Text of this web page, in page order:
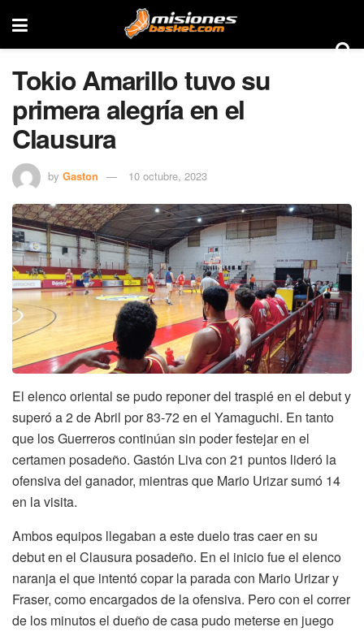
Tokio Amarillo tuvo su
primera alegría en el
Clausura
by Gaston 10 octubre, 2023
El elenco oriental se pudo reponer del traspié en el debut y
superó a 2 de Abril por 83-72 en el Yamaguchi. En tanto
que los Guerreros continúan sin poder festejar en el
certamen posadeño. Gastón Liva con 21 puntos lideró la
ofensiva del ganador, mientras que Mario Urizar sumó 14
en la visita.
Ambos equipos llegaban a este duelo tras caer en su
debut en el Clausura posadeño. En el inicio fue el elenco
naranja el que intentó copar la parada con Mario Urizar y
Fraser, como encargados de la ofensiva. Pero con el correr
de los minutos el dueño de casa pudo meterse en juego